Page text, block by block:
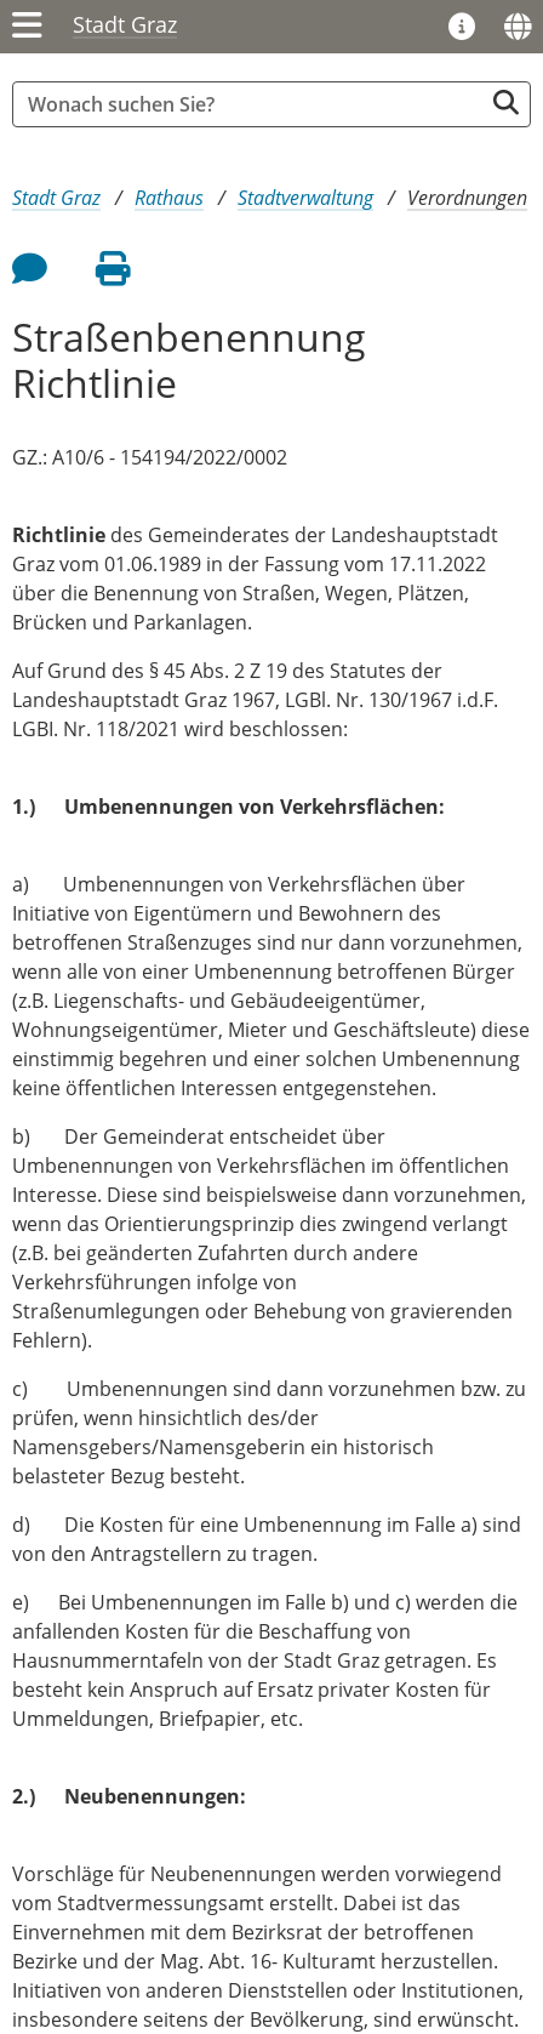
Stadt Graz
Sie sind hier:
Stadt Graz Rathaus Stadtverwaltung Verordnungen
Feedback an Autor
Seite drucken
Straßenbenennung
Richtlinie
GZ.: A10/6 - 154194/2022/0002
Richtlinie des Gemeinderates der Landeshauptstadt
Graz vom 01.06.1989 in der Fassung vom 17.11.2022
über die Benennung von Straßen, Wegen, Plätzen,
Brücken und Parkanlagen.
Auf Grund des § 45 Abs. 2 Z 19 des Statutes der
Landeshauptstadt Graz 1967, LGBl. Nr. 130/1967 i.d.F.
LGBI. Nr. 118/2021 wird beschlossen:
1.) Umbenennungen von Verkehrsflächen:
a) Umbenennungen von Verkehrsflächen über
Initiative von Eigentümern und Bewohnern des
betroffenen Straßenzuges sind nur dann vorzunehmen,
wenn alle von einer Umbenennung betroffenen Bürger
(z.B. Liegenschafts- und Gebäudeeigentümer,
Wohnungseigentümer, Mieter und Geschäftsleute) diese
einstimmig begehren und einer solchen Umbenennung
keine öffentlichen Interessen entgegenstehen.
b) Der Gemeinderat entscheidet über
Umbenennungen von Verkehrsflächen im öffentlichen
Interesse. Diese sind beispielsweise dann vorzunehmen,
wenn das Orientierungsprinzip dies zwingend verlangt
(z.B. bei geänderten Zufahrten durch andere
Verkehrsführungen infolge von
Straßenumlegungen oder Behebung von gravierenden
Fehlern).
c) Umbenennungen sind dann vorzunehmen bzw. zu
prüfen, wenn hinsichtlich des/der
Namensgebers/Namensgeberin ein historisch
belasteter Bezug besteht.
d) Die Kosten für eine Umbenennung im Falle a) sind
von den Antragstellern zu tragen.
e) Bei Umbenennungen im Falle b) und c) werden die
anfallenden Kosten für die Beschaffung von
Hausnummerntafeln von der Stadt Graz getragen. Es
besteht kein Anspruch auf Ersatz privater Kosten für
Ummeldungen, Briefpapier, etc.
2.) Neubenennungen:
Vorschläge für Neubenennungen werden vorwiegend
vom Stadtvermessungsamt erstellt. Dabei ist das
Einvernehmen mit dem Bezirksrat der betroffenen
Bezirke und der Mag. Abt. 16- Kulturamt herzustellen.
Initiativen von anderen Dienststellen oder Institutionen,
insbesondere seitens der Bevölkerung, sind erwünscht.